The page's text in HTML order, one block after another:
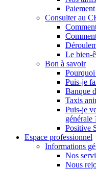
Paiement
Consulter au
Le bien-
Bon à savoir
Pourquoi
Puis-je
Banque
Taxis
Puis-je
générale
Positive
Espace professionnel
Informations
Nos
Nous